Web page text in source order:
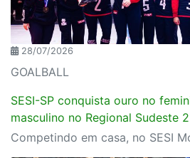
28/07/2026
GOALBALL
SESI-SP conquista ouro no
masculino no Regional Sudeste